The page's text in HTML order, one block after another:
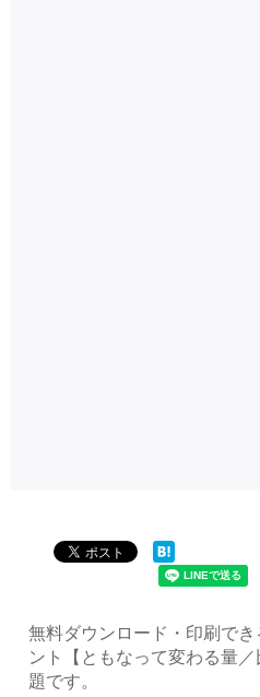
無料ダウンロード・印刷で
ント【ともなって変わる量
題です。